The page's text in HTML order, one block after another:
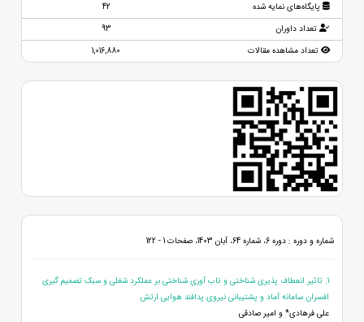
پایگاه‌های نمایه شده
42
تعداد داوران
93
تعداد مشاهده مقالات
1,016,880
شماره و دوره : دوره 6، شماره 64، آبان 1403، صفحات 1 - 122
1. تاثیر انعطاف پذیری شناختی و تاب آوری شناختی بر عملکرد شغلی و سبک تصمیم گیری
افسران سامانه آماد و پشتیبانی نیروی پدافند هوایی ارتش
علی فرهادی* و امیر صادقی